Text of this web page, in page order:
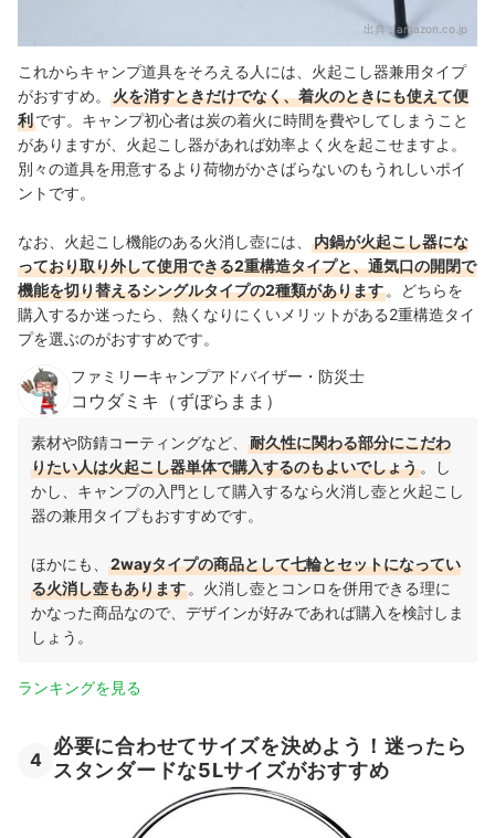
出典：amazon.co.jp
これからキャンプ道具をそろえる人には、火起こし器兼用タイプ
がおすすめ。
火を消すときだけでなく、着火のときにも使えて便
利です。 キャンプ初心者は炭の着火に時間を費やしてしまうこと
がありますが、火起こし器があれば効率よく火を起こせますよ。
別々の道具を用意するより荷物がかさばらないのもうれしいポイ
ントです。
なお、火起こし機能のある火消し壺には、
内鍋が火起こし器にな
っており取り外して使用できる2重構造タイプと、通気口の開閉で
機能を切り替えるシングルタイプの2種類があります 。どちらを
購入するか迷ったら、熱くなりにくいメリットがある2重構造タイ
プを選ぶのがおすすめです。
ファミリーキャンプアドバイザー・防災士
コウダミキ（ずぼらまま）
素材や防錆コーティングなど、
耐久性に関わる部分にこだわ
りたい人は火起こし器単体で購入するのもよいでしょう 。し
かし、キャンプの入門として購入するなら火消し壺と火起こし
器の兼用タイプもおすすめです。
ほかにも、
2wayタイプの商品として七輪とセットになってい
る火消し壺もあります 。火消し壺とコンロを併用できる理に
かなった商品なので、デザインが好みであれば購入を検討しま
しょう。
ランキングを見る
4
必要に合わせてサイズを決めよう！迷ったら
スタンダードな5Lサイズがおすすめ